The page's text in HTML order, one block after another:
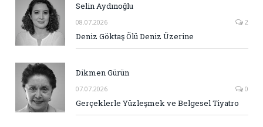
Selin Aydınoğlu
08.07.2026 2
Deniz Göktaş Ölü Deniz Üzerine
Dikmen Gürün
07.07.2026 0
Gerçeklerle Yüzleşmek ve Belgesel Tiyatro